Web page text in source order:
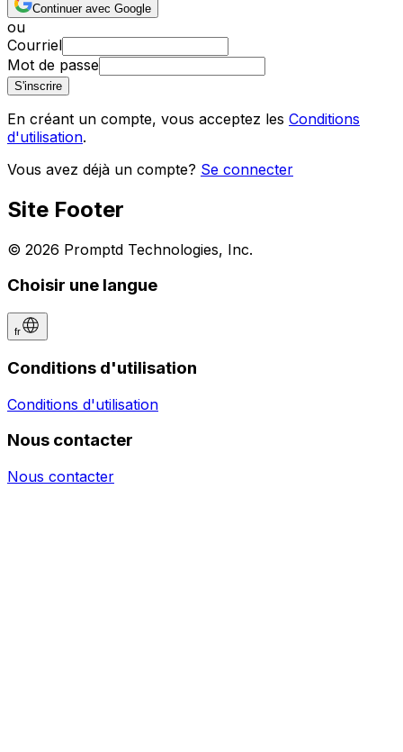
Continuer avec Google
ou
Courriel
Mot de passe
S'inscrire
En créant un compte, vous acceptez les Conditions
d'utilisation.
Vous avez déjà un compte? Se connecter
Site Footer
© 2026 Promptd Technologies, Inc.
Choisir une langue
fr
Conditions d'utilisation
Conditions d'utilisation
Nous contacter
Nous contacter